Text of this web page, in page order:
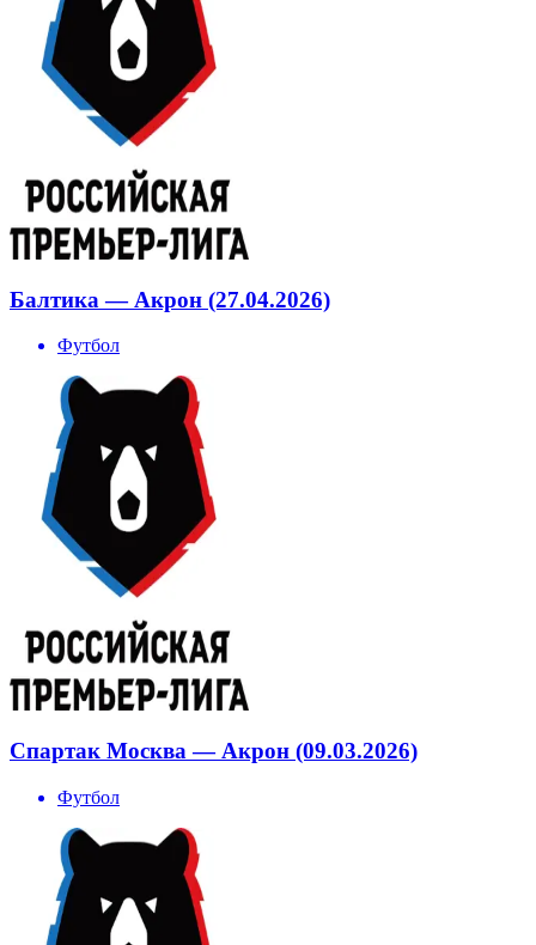
Балтика — Акрон (27.04.2026)
Футбол
Спартак Москва — Акрон (09.03.2026)
Футбол